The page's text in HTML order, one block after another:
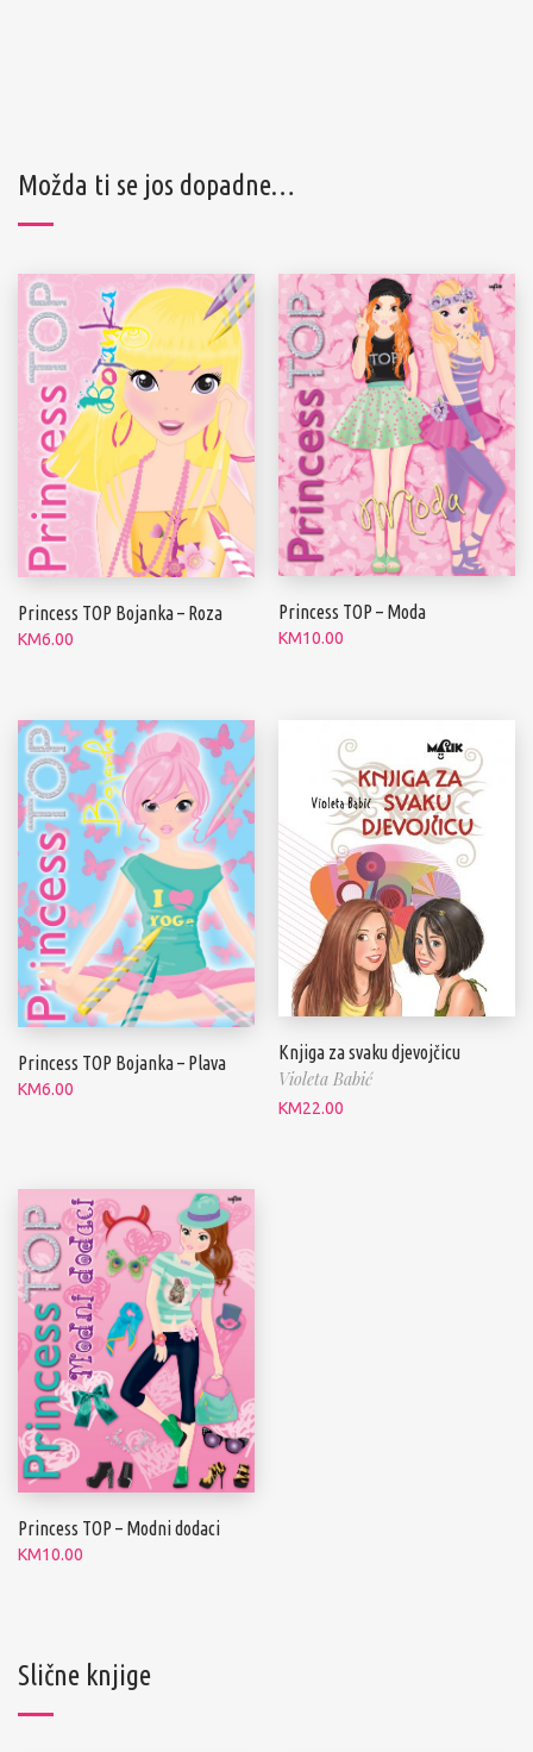
Možda ti se jos dopadne…
Princess TOP Bojanka – Roza
KM6.00
Princess TOP – Moda
KM10.00
Princess TOP Bojanka – Plava
KM6.00
Knjiga za svaku djevojčicu
Violeta Babić
KM22.00
Princess TOP – Modni dodaci
KM10.00
Slične knjige